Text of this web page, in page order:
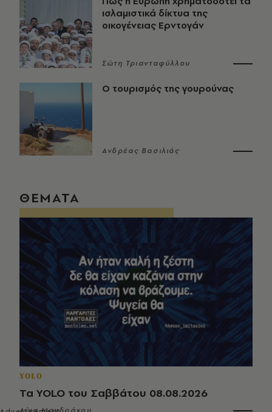
ισλαμιστικά δίκτυα της
οικογένειας Ερντογάν
Σώτη Τριανταφύλλου
Ο τουρισμός της γουρούνας
Ανδρέας Βασιλιάς
ΘΕΜΑΤΑ
YOLO
Τα YOLO του Σαββάτου 08.08.2026
Λίνα Μανδράκου